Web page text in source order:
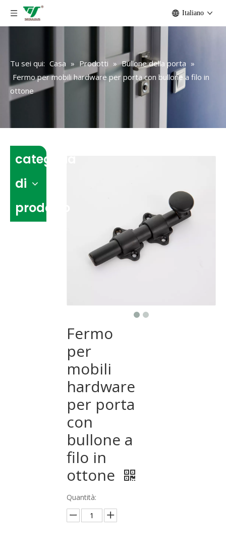
Italiano
Tu sei qui: Casa » Prodotti » Bullone della porta »
Fermo per mobili hardware per porta con bullone a filo in
ottone
categoria
di
prodotto
Fermo
per
mobili
hardware
per porta
con
bullone a
filo in
ottone
Quantità: